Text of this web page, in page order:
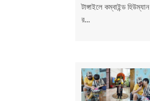
টাঙ্গাইলে কম্বাইন্ড হিউম্যান
র...